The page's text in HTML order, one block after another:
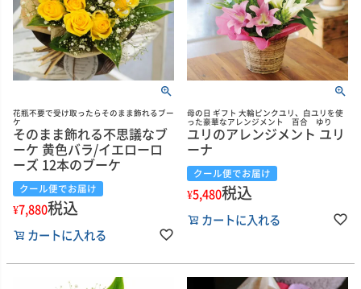
花瓶不要で受け取ったらそのまま飾れるブー
ケ
そのまま飾れる不思議なブ
ーケ 黄色バラ/イエローロ
ーズ 12本のブーケ
クール便でお届け
¥7,880税込
カートに入れる
母の日 ギフト 大輪ピンクユリ、白ユリを使
った豪華なアレンジメント 百合 ゆり
ユリのアレンジメント ユリ
ーナ
クール便でお届け
¥5,480税込
カートに入れる